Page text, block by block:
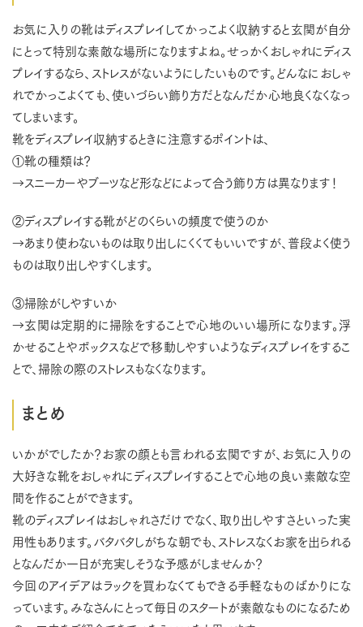
お気に入りの靴はディスプレイしてかっこよく収納すると玄関が自分
にとって特別な素敵な場所になりますよね。せっかくおしゃれにディス
プレイするなら、ストレスがないようにしたいものです。どんなにおしゃ
れでかっこよくても、使いづらい飾り方だとなんだか心地良くなくなっ
てしまいます。
靴をディスプレイ収納するときに注意するポイントは、
①靴の種類は？
→スニーカーやブーツなど形などによって合う飾り方は異なります！
②ディスプレイする靴がどのくらいの頻度で使うのか
→あまり使わないものは取り出しにくくてもいいですが、普段よく使う
ものは取り出しやすくします。
③掃除がしやすいか
→玄関は定期的に掃除をすることで心地のいい場所になります。浮
かせることやボックスなどで移動しやすいようなディスプレイをするこ
とで、掃除の際のストレスもなくなります。
まとめ
いかがでしたか？お家の顔とも言われる玄関ですが、お気に入りの
大好きな靴をおしゃれにディスプレイすることで心地の良い素敵な空
間を作ることができます。
靴のディスプレイはおしゃれさだけでなく、取り出しやすさといった実
用性もあります。バタバタしがちな朝でも、ストレスなくお家を出られる
となんだか一日が充実しそうな予感がしませんか？
今回のアイデアはラックを買わなくてもできる手軽なものばかりにな
っています。みなさんにとって毎日のスタートが素敵なものになるため